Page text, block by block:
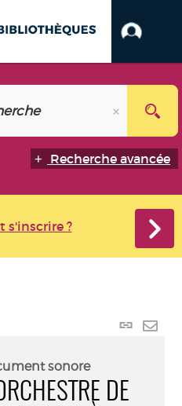
Recherche avancée
s'inscrire ?
Lien
sonore
DE